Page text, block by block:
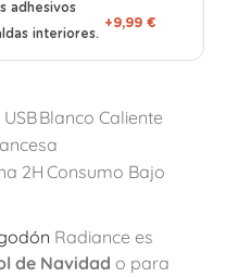
adhesivos
interiores.
+9,99 €
Blanco Caliente
2HConsumo Bajo
Radiance es
de Navidad o para